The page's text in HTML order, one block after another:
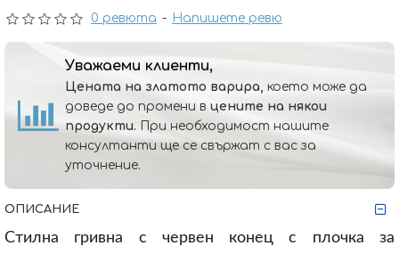
0 ревюта - Напишете ревю
Уважаеми клиенти,
Цената на златото варира, което може да
доведе до промени в цените на някои
продукти. При необходимост нашите
консултанти ще се свържат с вас за
уточнение.
ОПИСАНИЕ
Стилна гривна с червен конец с плочка за